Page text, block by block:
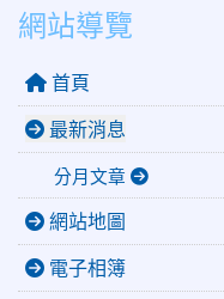
網站導覽
首頁
最新消息
分月文章
網站地圖
電子相簿